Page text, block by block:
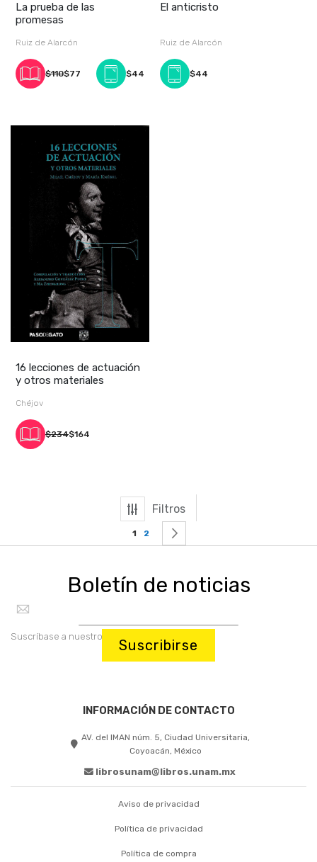
La prueba de las
promesas
Ruiz de Alarcón
$110$77 $44
El anticristo
Ruiz de Alarcón
$44
16 lecciones de actuación
y otros materiales
Chéjov
$234$164
Filtros
Página
Actualmente estás leyendo página
1 Página
2
Boletín de noticias
Suscríbase a nuestro boletín:
Suscribirse
INFORMACIÓN DE CONTACTO
AV. del IMAN núm. 5, Ciudad Universitaria,
Coyoacán, México
librosunam@libros.unam.mx
Aviso de privacidad
Política de privacidad
Política de compra